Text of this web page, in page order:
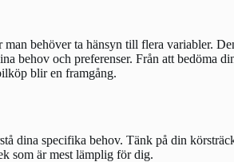
behöver ta hänsyn till flera variabler.
behov och preferenser. Från att
blir en framgång.
dina specifika behov. Tänk på din
som är mest lämplig för dig.